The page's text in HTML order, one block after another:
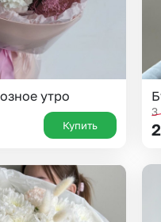
город
утро
Купить
3